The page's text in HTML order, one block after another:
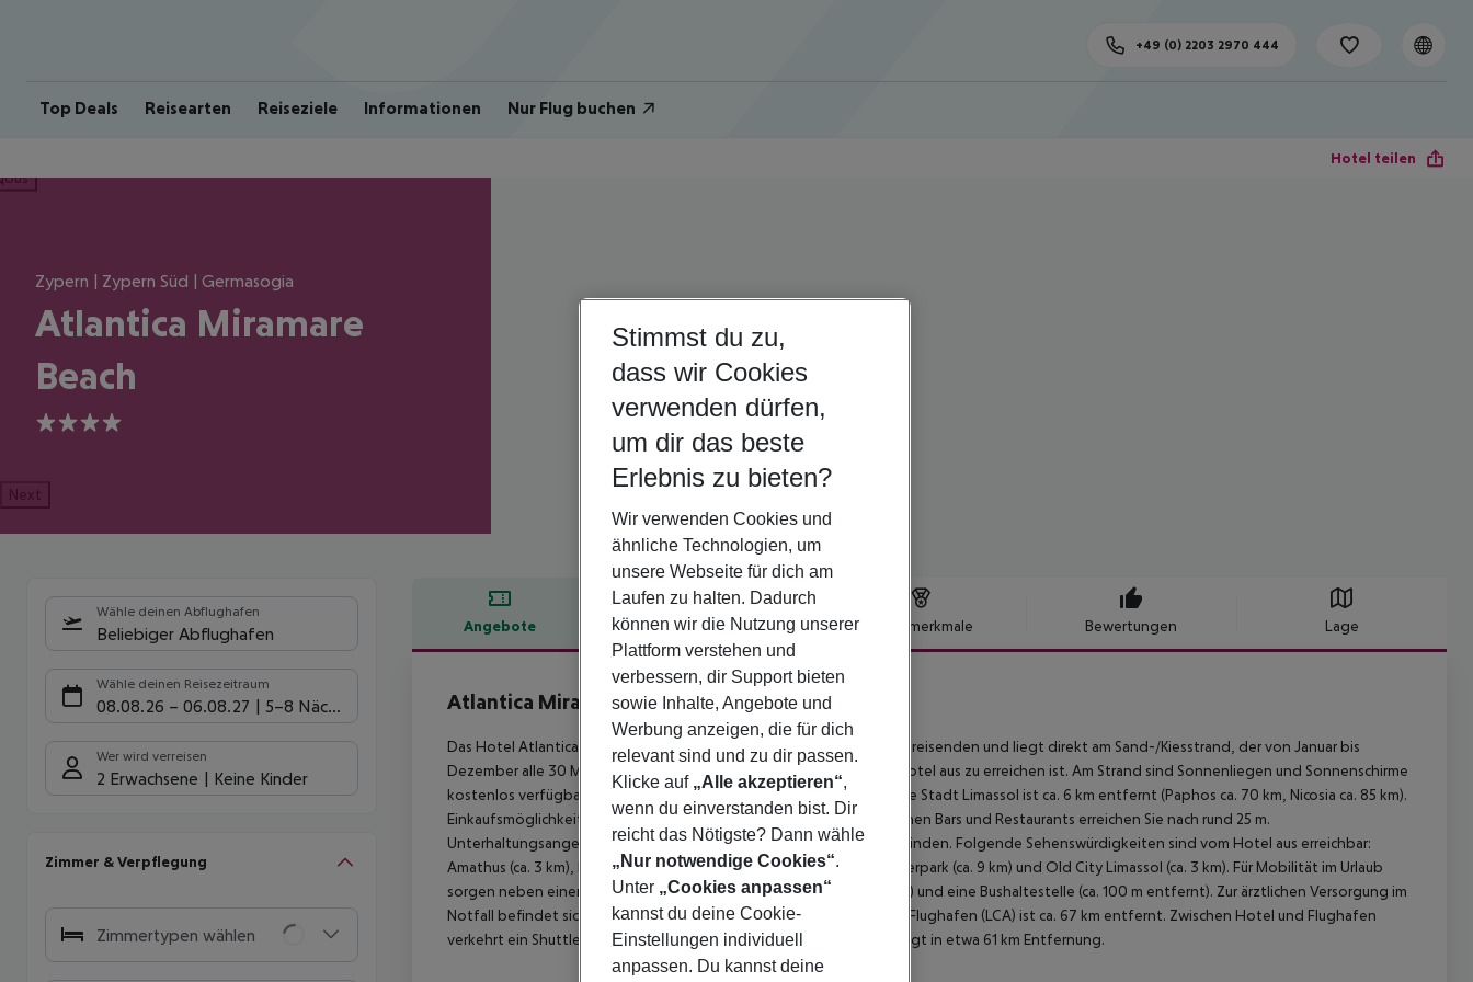
Top Deals Reisearten Reiseziele Informationen Nur Flug buchen
+49 (0) 2203 2970 444
Hotel teilen
Zypern | Zypern Süd | Germasogia
Atlantica Miramare
Beach
4
Next
Wähle deinen Abflughafen
Beliebiger Abflughafen
Wähle deinen Reisezeitraum
08.08.26 – 06.08.27 5-8 Nächte
Wer wird verreisen
2 Erwachsene Keine Kinder
Zimmer & Verpflegung
Zimmertypen wählen
Angebote Hotelbeschreibung Hotelmerkmale Bewertungen Lage
Hotelbeschreibung
Atlantica Miramare Beach
4
Das Hotel Atlantica Miramare Beach ist speziell beliebt bei Hochzeitsreisenden und liegt direkt am Sand-/Kiesstrand, der von Januar bis
Dezember alle 30 Minuten mit einem Shuttle (gegen Gebühr) vom Hotel aus zu erreichen ist. Am Strand sind Sonnenliegen und Sonnenschirme
kostenlos verfügbar. Zum touristischen Zentrum sind es ca. 200 m. Die Stadt Limassol ist ca. 6 km entfernt (Paphos ca. 70 km, Nicosia ca. 85 km).
Einkaufsmöglichkeiten liegen ca. 3 km vom Hotel. Die nächstgelegenen Bars und Restaurants erreichen Sie nach rund 25 m.
Unterhaltungsangebote wie ein Kino sind in ca. 3 km Entfernung zu finden. Folgende Sehenswürdigkeiten sind vom Hotel aus erreichbar:
Amathus (ca. 3 km), Kourion (ca. 15 km), Castle Limassol (ca. 3 km), Waterpark (ca. 9 km) und Old City Limassol (ca. 3 km). Für Mobilität im Urlaub
sorgen neben einem Mietwagen-Verleih auch ein Taxistand (ca. 20 m) und eine Bushaltestelle (ca. 100 m entfernt). Zur ärztlichen Versorgung im
Notfall befindet sich ein Krankenhaus in etwa 10 km Entfernung. Der Flughafen (LCA) ist ca. 67 km entfernt. Zwischen Hotel und Flughafen
verkehrt ein Shuttle (gegen Gebühr). Ein weiterer Flughafen (PFO) liegt in etwa 61 km Entfernung.
Stimmst du zu,
dass wir Cookies
verwenden dürfen,
um dir das beste
Erlebnis zu bieten?
Wir verwenden Cookies und
ähnliche Technologien, um
unsere Webseite für dich am
Laufen zu halten. Dadurch
können wir die Nutzung unserer
Plattform verstehen und
verbessern, dir Support bieten
sowie Inhalte, Angebote und
Werbung anzeigen, die für dich
relevant sind und zu dir passen.
Klicke auf „Alle akzeptieren“,
wenn du einverstanden bist. Dir
reicht das Nötigste? Dann wähle
„Nur notwendige Cookies“.
Unter „Cookies anpassen“
kannst du deine Cookie-
Einstellungen individuell
anpassen. Du kannst deine